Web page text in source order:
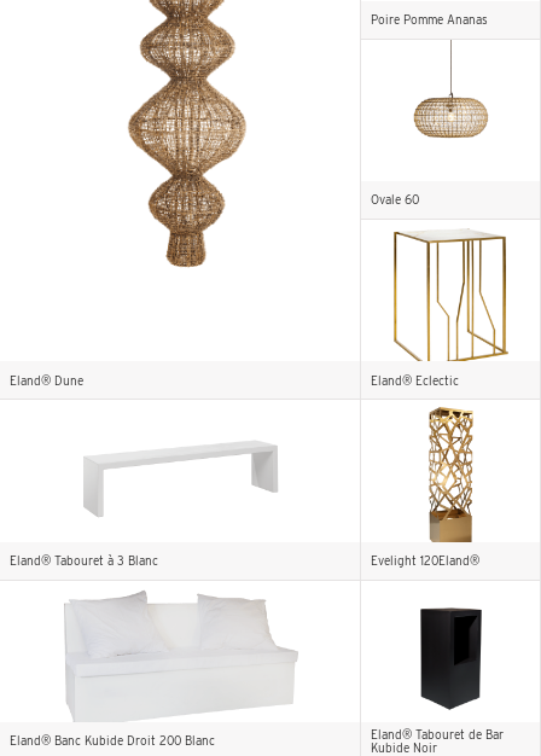
Eland® Dune
Eland® Tabouret à 3 Blanc
Eland® Banc Kubide Droit 200 Blanc
Poire Pomme Ananas
Ovale 60
Eland® Eclectic
Evelight 120Eland®
Eland® Tabouret de Bar
Kubide Noir